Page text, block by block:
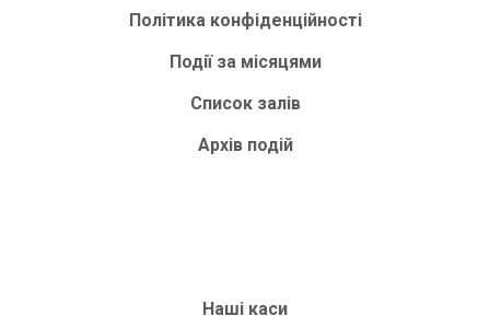
Політика конфіденційності
Події за місяцями
Список залів
Архів подій
Наші каси